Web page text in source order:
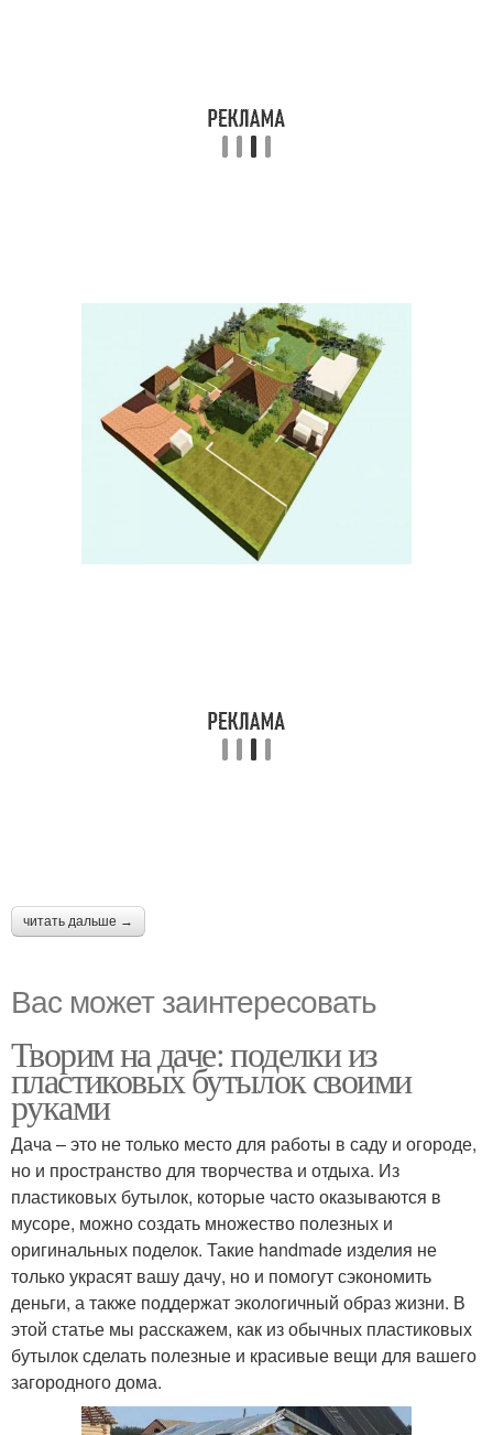
читать дальше →
Вас может заинтересовать
Творим на даче: поделки из
пластиковых бутылок своими
руками
Дача – это не только место для работы в саду и огороде,
но и пространство для творчества и отдыха. Из
пластиковых бутылок, которые часто оказываются в
мусоре, можно создать множество полезных и
оригинальных поделок. Такие handmade изделия не
только украсят вашу дачу, но и помогут сэкономить
деньги, а также поддержат экологичный образ жизни. В
этой статье мы расскажем, как из обычных пластиковых
бутылок сделать полезные и красивые вещи для вашего
загородного дома.